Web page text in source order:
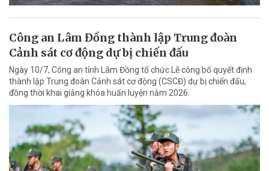
Công an Lâm Đồng thành lập Trung đoàn
Cảnh sát cơ động dự bị chiến đấu
Ngày 10/7, Công an tỉnh Lâm Đồng tổ chức Lễ công bố quyết định
thành lập Trung đoàn Cảnh sát cơ động (CSCĐ) dự bị chiến đấu,
đồng thời khai giảng khóa huấn luyện năm 2026.